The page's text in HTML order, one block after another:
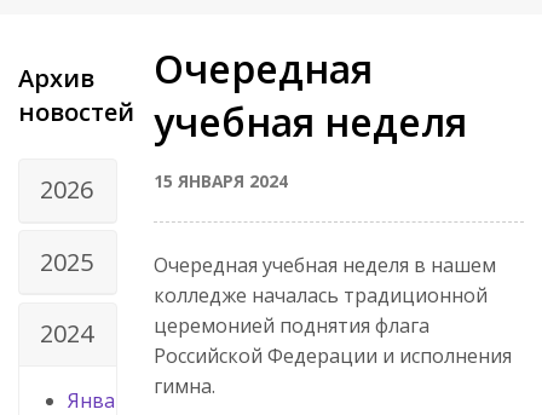
Архив
новостей
2026
2025
2024
Янва
Очередная
учебная неделя
15 ЯНВАРЯ 2024
Очередная учебная неделя в нашем
колледже началась традиционной
церемонией поднятия флага
Российской Федерации и исполнения
гимна.